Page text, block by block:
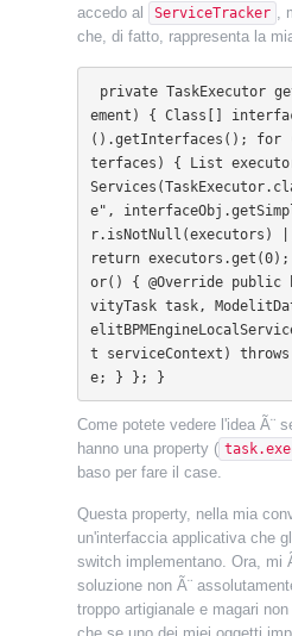
accedo al
ServiceTracker ,
che, di fatto, rappresenta la
private TaskExecutor
ement) { Class[]
().getInterfaces(); for
terfaces) { List
e",
r.isNotNull(executors)
return executors.get(0);
or() { @Override public
vityTask task,
t serviceContext)
e; } }; }
Come potete vedere l'idea Ã¨
hanno una property (
baso per fare il case.
Questa property, nella mia
un'interfaccia applicativa che
switch implementano. Ora, mi
soluzione non Ã¨
troppo artigianale e magari